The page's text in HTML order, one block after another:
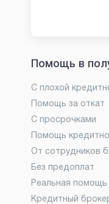
Помощь в
С плохой
Помощь за откат
С просрочками
Помощь
От сотрудников
Без предоплат
Реальная помощь
Кредитный